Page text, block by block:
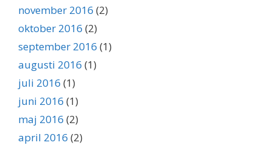
november 2016 (2)
oktober 2016 (2)
september 2016 (1)
augusti 2016 (1)
juli 2016 (1)
juni 2016 (1)
maj 2016 (2)
april 2016 (2)